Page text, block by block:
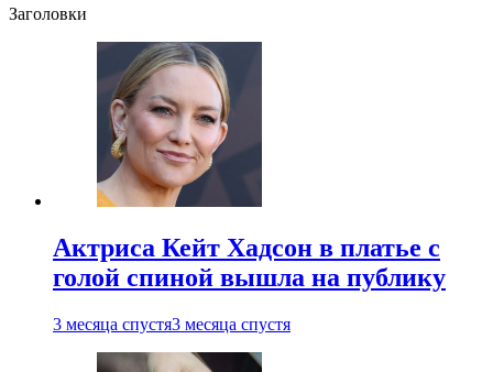
Заголовки
Актриса Кейт Хадсон в платье с
голой спиной вышла на публику
3 месяца спустя3 месяца спустя